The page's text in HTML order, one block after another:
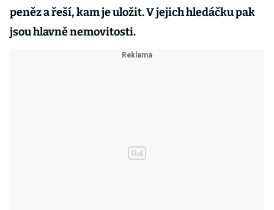
peněz a řeší, kam je uložit. V jejich hledáčku pak
jsou hlavně nemovitosti.